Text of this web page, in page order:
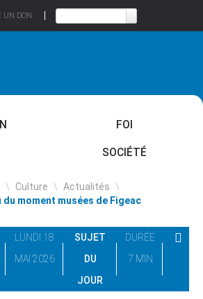
UN DON
FOI
SOCIÉTÉ
\ Culture \ Actualités \
du moment musées de Figeac
LUNDI 18
MAI 2026
SUJET
DU
JOUR
DURÉE
7 MIN